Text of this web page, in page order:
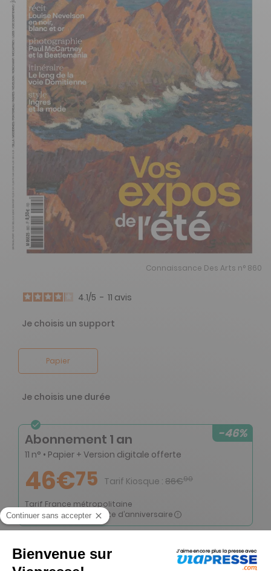
Connaissance Des Arts n° 860
4.1/5 - 11 avis
Je choisis un support
Papier
Je choisis une durée
-46%
Abonnement 1 an
11 n° • Papier + Version digitale offerte
46€75 Tarif Kiosque : 86€90
Tarif France métropolitaine
Renouvellement à date d’anniversaire
Abonnement Durée libre
Papier + Version digitale offerte + digital